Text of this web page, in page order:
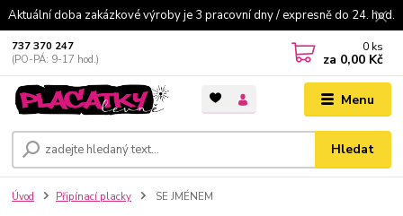
Aktuální doba zakázkové výroby je 3 pracovní dny / expresně do 24. hod.
Menu
Hledat
737 370 247
(PO-PÁ: 9-17 hod.)
0 ks
za 0,00 Kč
Úvod Připínací placky SE JMÉNEM